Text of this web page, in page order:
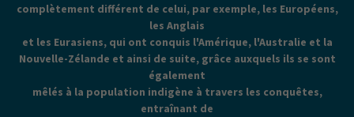
complètement différent de celui, par exemple, les Européens,
les Anglais
et les Eurasiens, qui ont conquis l'Amérique, l'Australie et la
Nouvelle-Zélande et ainsi de suite, grâce auxquels ils se sont
également
mêlés à la population indigène à travers les conquêtes,
entraînant de